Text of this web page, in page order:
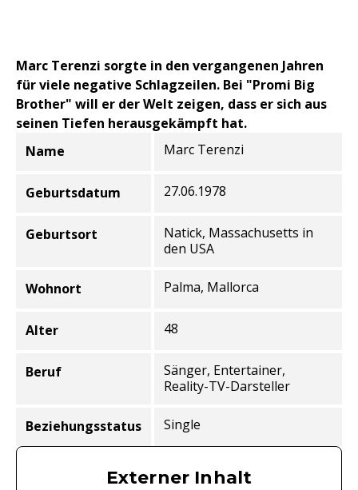
Marc Terenzi sorgte in den vergangenen Jahren
für viele negative Schlagzeilen. Bei "Promi Big
Brother" will er der Welt zeigen, dass er sich aus
seinen Tiefen herausgekämpft hat.
Informationen zur Person
Name
Geburtsdatum
Geburtsort
Wohnort
Alter
Beruf
Beziehungsstatus
Marc Terenzi
27.06.1978
Natick, Massachusetts in
den USA
Palma, Mallorca
48
Sänger, Entertainer,
Reality-TV-Darsteller
Single
Externer Inhalt